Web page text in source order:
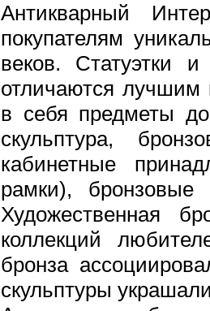
Антикварный
покупателям
веков. Статуэтки
отличаются лучшим
в себя предметы
скульптура,
кабинетные
рамки), бронзовые
Художественная
коллекций
бронза
скульптуры